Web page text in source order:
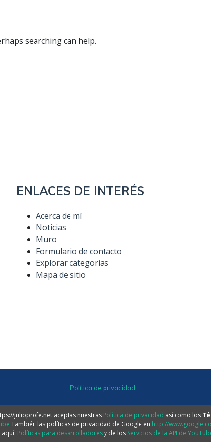
searching can help.
ENLACES DE INTERÉS
Acerca de mí
Noticias
Muro
Formulario de contacto
Explorar categorías
Mapa de sitio
Política de privacidad
julioprofe.net aceptas nuestras Política de privacidad así como los
También las políticas de privacidad de Google en http://
aquí: Políticas para desarrolladoresy de los Servicios de la API de